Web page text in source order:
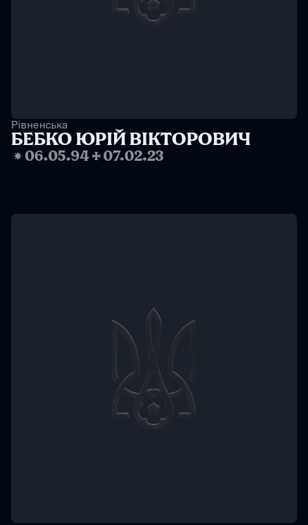
Рівненська
БЕБКО ЮРІЙ ВІКТОРОВИЧ
❋06.05.94✢07.02.23